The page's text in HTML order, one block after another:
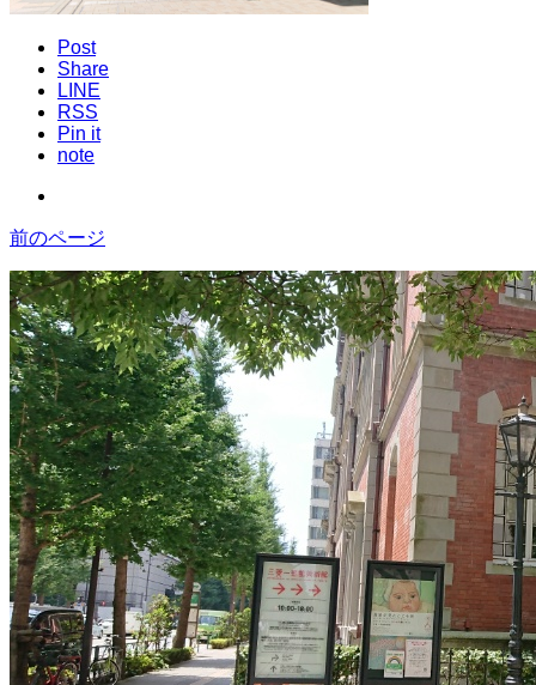
Post
Share
LINE
RSS
Pin it
note
前のページ